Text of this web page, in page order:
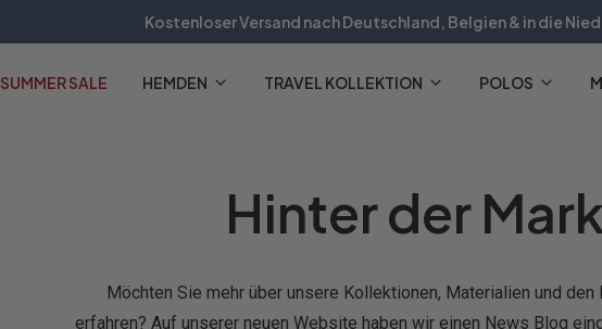
Kostenloser Versand nach Deutschland, Belgien & in die
SUMMER SALE HEMDEN TRAVEL KOLLEKTION POLOS
Hinter der
Möchten Sie mehr über unsere Kollektionen, Materialien und
erfahren? Auf unserer neuen Website haben wir einen News Blog